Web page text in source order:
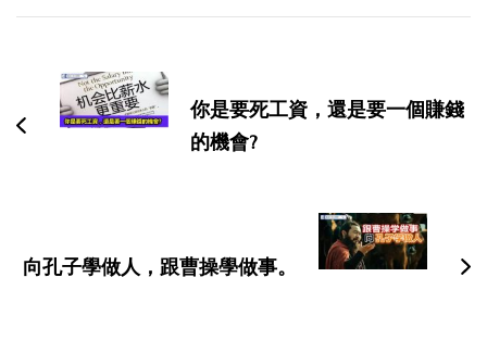
航
你是要死工資，還是要一個賺錢
的機會?
向孔子學做人，跟曹操學做事。